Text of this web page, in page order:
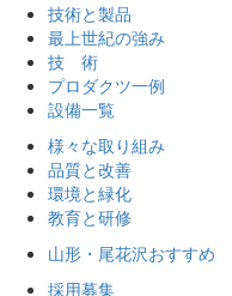
技術と製品
最上世紀の強み
技 術
プロダクツ一例
設備一覧
様々な取り組み
品質と改善
環境と緑化
教育と研修
山形・尾花沢おすすめ
採用募集